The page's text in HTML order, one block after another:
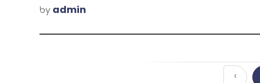
by admin
‹